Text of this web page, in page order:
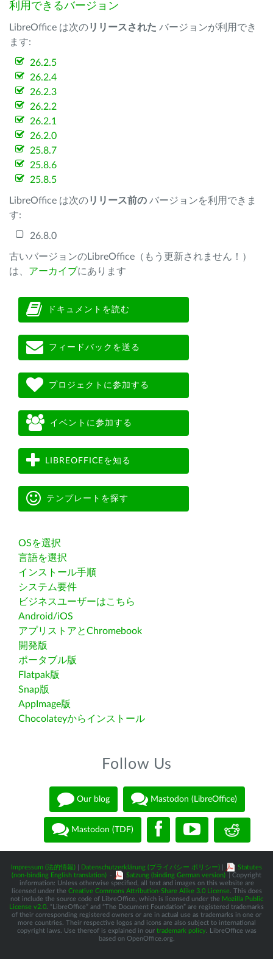
利用できるバージョン
LibreOffice は次のリリースされた バージョンが利用でき
ます:
26.2.5
26.2.4
26.2.3
26.2.2
26.2.1
26.2.0
25.8.7
25.8.6
25.8.5
LibreOffice は次のリリース前の バージョンを利用できま
す:
26.8.0
古いバージョンのLibreOffice（もう更新されません！）
は、 アーカイブにあります
ドキュメントを読む
フィードバックを送る
プロジェクトに参加する
イベントに参加する
LIBREOFFICEを知る
テンプレートを探す
OSを選択
言語を選択
インストール手順
システム要件
ビジネスユーザーはこちら
Android/iOS
アプリストアとChromebook
開発版
ポータブル版
Flatpak版
Snap版
AppImage版
Chocolateyからインストール
Follow Us
Our blog Mastodon (LibreOffice)
Mastodon (TDF)
Impressum (法的情報) Datenschutzerklärung (プライバシー ポリシー)
Statutes
(non-binding English translation) - Satzung (binding German version)
| Copyright
information: Unless otherwise specified, all text and images on this website are
licensed under the Creative Commons Attribution-Share Alike 3.0 License. This does
not include the source code of LibreOffice, which is licensed under the Mozilla Public
License v2.0 . “LibreOffice” and “The Document Foundation” are registered trademarks
of their corresponding registered owners or are in actual use as trademarks in one or
more countries. Their respective logos and icons are also subject to international
copyright laws. Use thereof is explained in our trademark policy. LibreOffice was
based on OpenOffice.org.